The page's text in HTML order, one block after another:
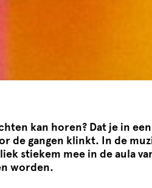
kan horen? Dat je in
de gangen klinkt. In de
stiekem mee in de aula
worden.